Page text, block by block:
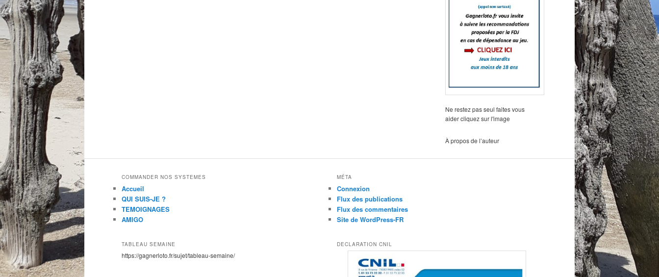
Ne restez pas seul faites vous
aider cliquez sur l'image
À propos de l’auteur
COMMANDER NOS SYSTEMES
Accueil
QUI SUIS-JE ?
TEMOIGNAGES
AMIGO
TABLEAU SEMAINE
https://gagnerloto.fr/sujet/tableau-semaine/
MÉTA
Connexion
Flux des publications
Flux des commentaires
Site de WordPress-FR
DECLARATION CNIL